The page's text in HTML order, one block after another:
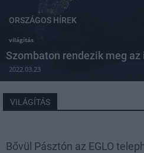
ORSZÁGOS HÍREK
világítás
Szombaton rendezik meg
2022.03.23
VILÁGÍTÁS
Bővül Pásztón az EGLO